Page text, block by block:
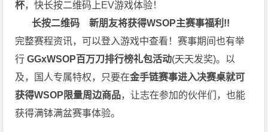
杯，快长按二维码上EV游戏体验！
长按二维码新朋友将获得WSOP主赛事福利!!
完整赛程资讯，可以登入游戏中查看！赛事期间也有举
行 GGxWSOP百万刀排行榜礼包活动(天天发奖)。以
及，国人专属特权，只要在金手链赛事进入决赛桌就可
获得WSOP限量周边商品，让志在参加的伙伴们，也能
获得满钵满盆赛事体验。